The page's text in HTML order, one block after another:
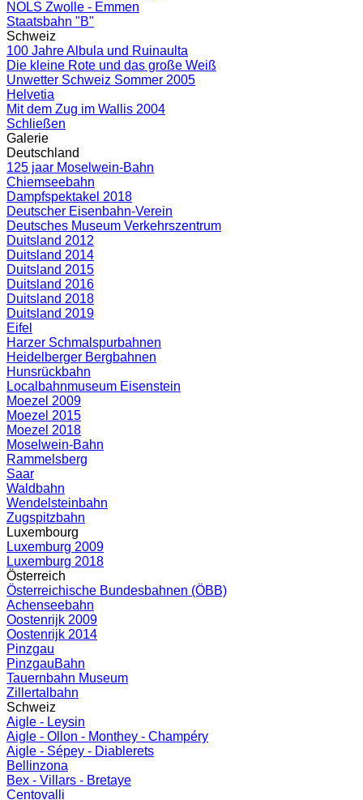
NOLS Zwolle - Emmen
Staatsbahn "B"
Schweiz
100 Jahre Albula und Ruinaulta
Die kleine Rote und das große Weiß
Unwetter Schweiz Sommer 2005
Helvetia
Mit dem Zug im Wallis 2004
Schließen
Galerie
Deutschland
125 jaar Moselwein-Bahn
Chiemseebahn
Dampfspektakel 2018
Deutscher Eisenbahn-Verein
Deutsches Museum Verkehrszentrum
Duitsland 2012
Duitsland 2014
Duitsland 2015
Duitsland 2016
Duitsland 2018
Duitsland 2019
Eifel
Harzer Schmalspurbahnen
Heidelberger Bergbahnen
Hunsrückbahn
Localbahnmuseum Eisenstein
Moezel 2009
Moezel 2015
Moezel 2018
Moselwein-Bahn
Rammelsberg
Saar
Waldbahn
Wendelsteinbahn
Zugspitzbahn
Luxembourg
Luxemburg 2009
Luxemburg 2018
Österreich
Österreichische Bundesbahnen (ÖBB)
Achenseebahn
Oostenrijk 2009
Oostenrijk 2014
Pinzgau
PinzgauBahn
Tauernbahn Museum
Zillertalbahn
Schweiz
Aigle - Leysin
Aigle - Ollon - Monthey - Champéry
Aigle - Sépey - Diablerets
Bellinzona
Bex - Villars - Bretaye
Centovalli